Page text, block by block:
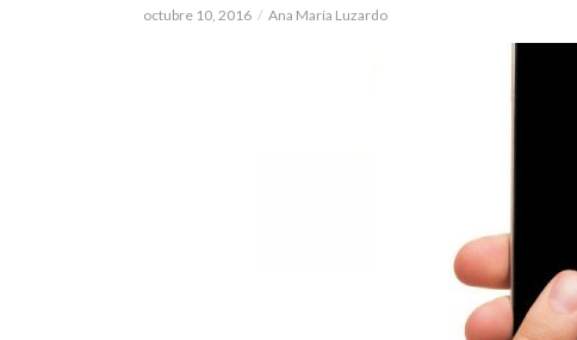
octubre 10, 2016 Ana María Luzardo